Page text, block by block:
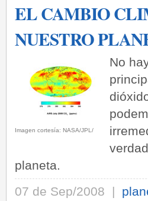
EL CAMBIO
NUESTRO
Imagen cortesía: NASA/JPL/
No
planeta.
07 de Sep/2008 |